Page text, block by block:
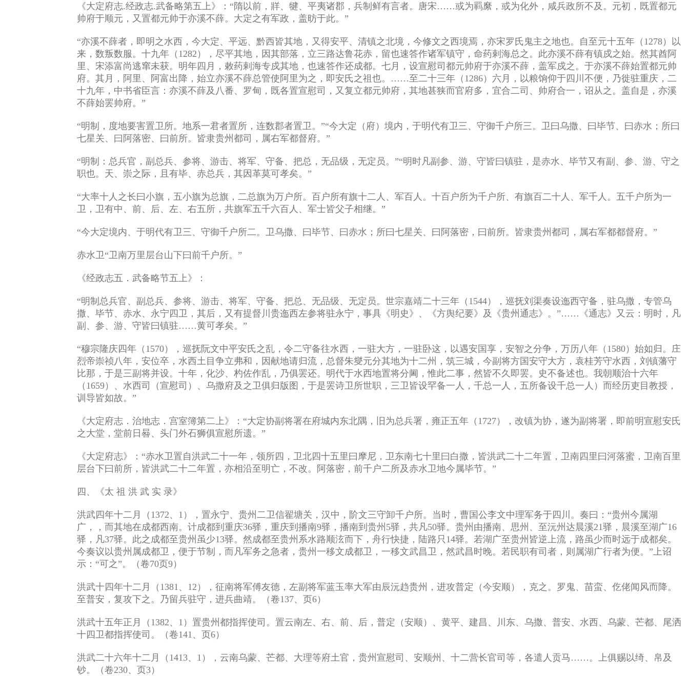
《大定府志.经政志.武备略第五上》：“隋以前，牂、犍、平夷诸郡，兵制鲜有言者。唐宋……或为羁縻，或为化外，咸兵政所不及。元初，既置都元
帅府于顺元，又置都元帅于亦溪不薛。大定之有军政，盖昉于此。”
“亦溪不薛者，即明之水西，今大定、平远、黔西皆其地，又得安平、清镇之北境，今修文之西境焉，亦宋罗氏鬼主之地也。自至元十五年（1278）以
来，数叛数服。十九年（1282），尽平其地，因其部落，立三路达鲁花赤，留也速答作诸军镇守，命药剌海总之。此亦溪不薛有镇戍之始。然其酋阿
里、宋添富尚逃窜未获。明年四月，敕药剌海专戍其地，也速答作还成都。七月，设宣慰司都元帅府于亦溪不薛，盖军戍之。于亦溪不薛始置都元帅
府。其月，阿里、阿富出降，始立亦溪不薛总管使阿里为之，即安氏之祖也。……至二十三年（1286）六月，以粮饷仰于四川不便，乃徙驻重庆，二
十九年，中书省臣言：亦溪不薛及八番、罗甸，既各置宣慰司，又复立都元帅府，其地甚狭而官府多，宜合二司、帅府合一，诏从之。盖自是，亦溪
不薛始罢帅府。”
“明制，度地要害置卫所。地系一君者置所，连数郡者置卫。”“今大定（府）境内，于明代有卫三、守御千户所三。卫曰乌撒、曰毕节、曰赤水；所曰
七星关、曰阿落密、曰前所。皆隶贵州都司，属右军都督府。”
“明制：总兵官，副总兵、参将、游击、将军、守备、把总，无品级，无定员。”“明时凡副参、游、守皆曰镇驻，是赤水、毕节又有副、参、游、守之
职也。天、崇之际，且有毕、赤总兵，其因革莫可孝矣。”
“大率十人之长曰小旗，五小旗为总旗，二总旗为万户所。百户所有旗十二人、军百人。十百户所为千户所、有旗百二十人、军千人。五千户所为一
卫，卫有中、前、后、左、右五所，共旗军五千六百人、军士皆父子相继。”
“今大定境内、于明代有卫三、守御千户所二。卫乌撒、曰毕节、曰赤水；所曰七星关、曰阿落密，曰前所。皆隶贵州都司，属右军都都督府。”
赤水卫“卫南万里层台山下曰前千户所。”
《经政志五．武备略节五上》：
“明制总兵官、副总兵、参将、游击、将军、守备、把总、无品级、无定员。世宗嘉靖二十三年（1544），巡抚刘渠奏设迤西守备，驻乌撒，专管乌
撒、毕节、赤水、永宁四卫，其后，又有提督川贵迤西左参将驻永宁，事具《明史》、《方舆纪要》及《贵州通志》。”……《通志》又云：明时，凡
副、参、游、守皆曰镇驻……黄可孝矣。”
“穆宗隆庆四年（1570），巡抚阮文中平安氏之乱，令二守备往水西，一驻大方，一驻卧这，以遇安国享，安智之分争，万历八年（1580）始如归。庄
烈帝崇祯八年，安位卒，水西土目争立弗和，因献地请归流，总督朱燮元分其地为十二州，筑三城，今副将方国安守大方，袁桂芳守水西，刘镇藩守
比那，于是三副将并设。十年，化沙、杓佐作乱，乃俱罢还。明代于水西地置将分阃，惟此二事，然皆不久即罢。史不备述也。我朝顺治十六年
（1659）、水西司（宣慰司）、乌撒府及之卫俱归版图，于是罢诗卫所世职，三卫皆设罕备一人，千总一人，五所备设千总一人）而经历吏目教授，
训导皆如故。”
《大定府志．治地志．宫室簿第二上》：“大定协副将署在府城内东北隅，旧为总兵署，雍正五年（1727），改镇为协，遂为副将署，即前明宣慰安氏
之大堂，堂前日晷、头门外石狮俱宣慰所遗。”
《大定府志》：“赤水卫置自洪武二十一年，领所四，卫北四十五里曰摩尼，卫东南七十里曰白撒，皆洪武二十二年置，卫南四里曰河落蜜，卫南百里
层台下曰前所，皆洪武二十二年置，亦相沿至明亡，不改。阿落密，前千户二所及赤水卫地今属毕节。”
四、《太 祖 洪 武 实 录》
洪武四年十二月（1372、1），置永宁、贵州二卫信翟塘关，汉中，阶文三守卸千户所。当时，曹国公李文中理军务于四川。奏曰：“贵州今属湖
广，，而其地在成都西南。计成都到重庆36驿，重庆到播南9驿，播南到贵州5驿，共凡50驿。贵州由播南、思州、至沅州达晨溪21驿，晨溪至湖广16
驿，凡37驿。此之成都至贵州虽少13驿。然成都至贵州系水路顺泫而下，舟行快捷，陆路只14驿。若湖广至贵州皆逆上流，路虽少而时远于成都矣。
今奏议以贵州属成都卫，便于节制，而凡军务之急者，贵州一移文成都卫，一移文武昌卫，然武昌时晚。若民职有司者，则属湖广行者为便。”上诏
示：“可之”。（卷70页9）
洪武十四年十二月（1381、12），征南将军傅友德，左副将军蓝玉率大军由辰沅趋贵州，进攻普定（今安顺），克之。罗鬼、苗蛮、仡佬闻风而降。
至普安，复攻下之。乃留兵驻守，进兵曲靖。（卷137、页6）
洪武十五年正月（1382、1）置贵州都指挥使司。置云南左、右、前、后，普定（安顺）、黄平、建昌、川东、乌撒、普安、水西、乌蒙、芒都、尾洒
十四卫都指挥使司。（卷141、页6）
洪武二十六年十二月（1413、1），云南乌蒙、芒都、大理等府土官，贵州宣慰司、安顺州、十二营长官司等，各遣人贡马……。上俱赐以绮、帛及
钞。（卷230、页3）